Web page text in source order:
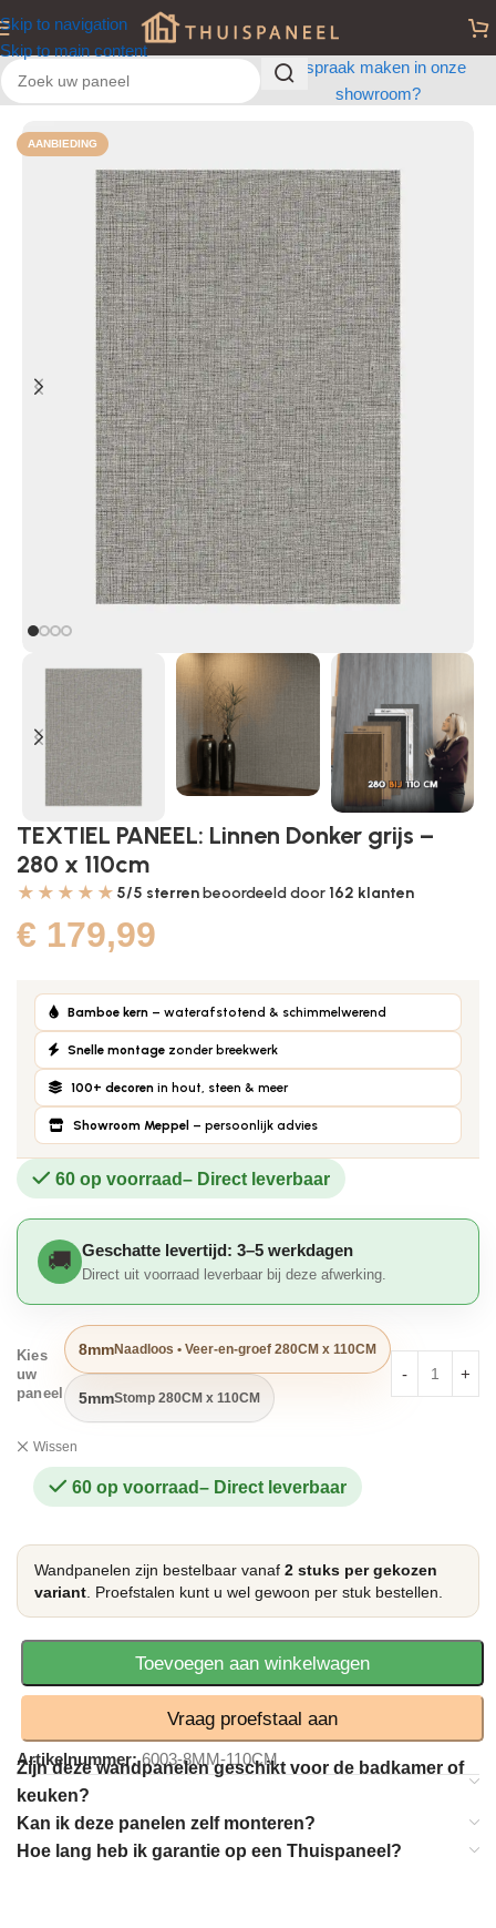
Skip to navigation
Skip to main content
Afspraak maken in onze
showroom?
Wandpanelen Badkamer Wandpanelen
AANBIEDING
TEXTIEL PANEEL: Linnen Donker grijs –
280 x 110cm
★★★★★ 5/5 sterrenbeoordeeld door 162 klanten
€ 179,99
Bamboe kern – waterafstotend & schimmelwerend
Snelle montage zonder breekwerk
100+ decoren in hout, steen & meer
Showroom Meppel – persoonlijk advies
60 op voorraad
Geschatte levertijd: 3–5 werkdagen
Direct uit voorraad leverbaar bij deze afwerking.
Kies
uw
paneel
8mmNaadloos • Veer-en-groef 280CM x 110CM
5mmStomp 280CM x 110CM
Wissen
60 op voorraad
Wandpanelen zijn bestelbaar vanaf 2 stuks per gekozen
variant . Proefstalen kunt u wel gewoon per stuk bestellen.
Toevoegen aan winkelwagen
Vraag proefstaal aan
Artikelnummer:6003-8MM-110CM
Zijn deze wandpanelen geschikt voor de badkamer of
keuken?
Kan ik deze panelen zelf monteren?
Hoe lang heb ik garantie op een Thuispaneel?